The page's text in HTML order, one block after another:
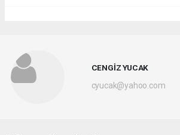
CENGİZ YUCAK
cyucak@yahoo.com